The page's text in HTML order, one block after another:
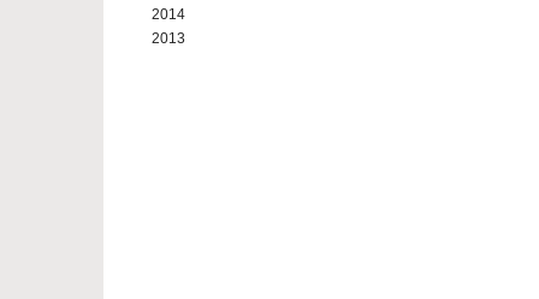
2014
2013